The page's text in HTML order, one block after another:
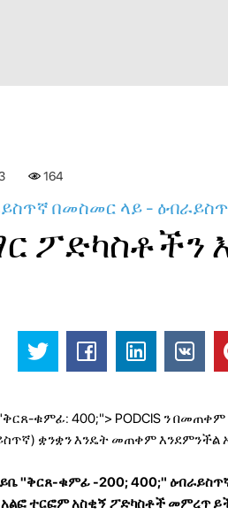
164
በመስመር ላይ -
ፖድካስቶችን
ቁምፊ: 400;"> PODCIS ን
ቋንቋን እንዴት መጠቀም እንደምንችል
"ቅርጸ-ቁምፊ -200; 400;"
አልፎ ተርፎም አስቂኝ ፖድካስቶች መምረጥ